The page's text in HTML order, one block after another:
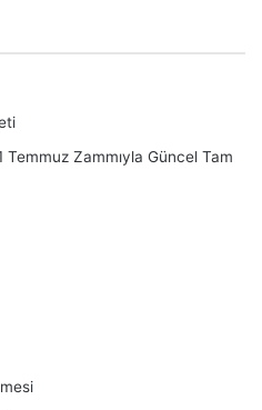
Zammıyla Güncel Tam